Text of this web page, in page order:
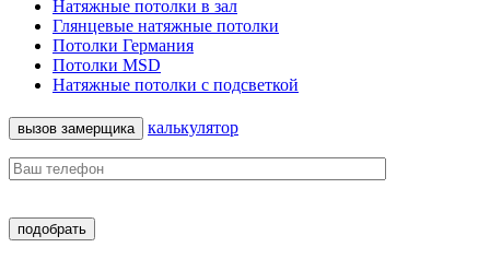
Натяжные потолки в зал
Глянцевые натяжные потолки
Потолки Германия
Потолки MSD
Натяжные потолки с подсветкой
вызов замерщика калькулятор